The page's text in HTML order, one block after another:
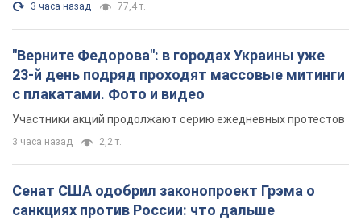
3 часа назад 77,4 т.
"Верните Федорова": в городах Украины уже
23-й день подряд проходят массовые митинги
с плакатами. Фото и видео
Участники акций продолжают серию ежедневных протестов
3 часа назад 2,2 т.
Сенат США одобрил законопроект Грэма о
санкциях против России: что дальше